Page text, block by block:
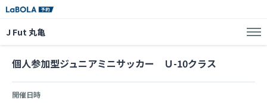
J Fut 丸亀
個人参加型ジュニアミニサッカー Ｕ-10クラス
開催日時